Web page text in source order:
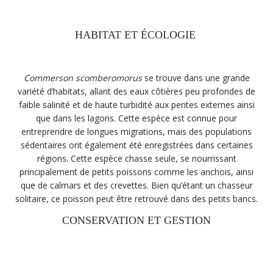
HABITAT ET ÉCOLOGIE
Commerson scomberomorusse trouve dans une grande
variété d’habitats, allant des eaux côtières peu profondes de
faible salinité et de haute turbidité aux pentes externes ainsi
que dans les lagons. Cette espèce est connue pour
entreprendre de longues migrations, mais des populations
sédentaires ont également été enregistrées dans certaines
régions. Cette espèce chasse seule, se nourrissant
principalement de petits poissons comme les anchois, ainsi
que de calmars et des crevettes. Bien qu’étant un chasseur
solitaire, ce poisson peut être retrouvé dans des petits bancs.
CONSERVATION ET GESTION